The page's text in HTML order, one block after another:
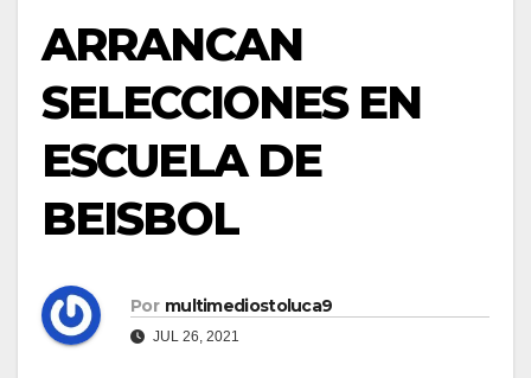
ARRANCAN
SELECCIONES EN
ESCUELA DE
BEISBOL
Por multimediostoluca9
JUL 26, 2021